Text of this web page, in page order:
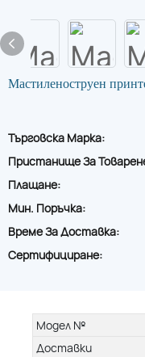
Мастиленоструен
Търговска Марка:
Пристанище За
Плащане:
Мин. Поръчка:
Време За Доставка:
Сертифициране:
Модел №
Доставки